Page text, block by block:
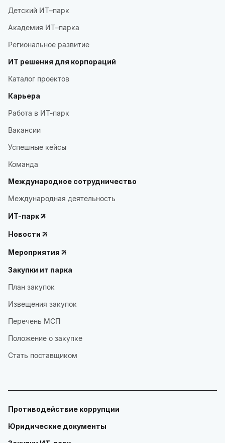
Детский ИТ–парк
Академия ИТ–парка
Региональное развитие
ИТ решения для корпораций
Каталог проектов
Карьера
Работа в ИТ-парк
Вакансии
Успешные кейсы
Команда
Международное сотрудничество
Международная деятельность
ИТ-парк
Новости
Мероприятия
Закупки ит парка
План закупок
Извещения закупок
Перечень МСП
Положение о закупке
Стать поставщиком
Противодействие коррупции
Юридические документы